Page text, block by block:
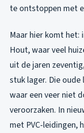
te ontstoppen met
Maar hier komt het:
Hout, waar veel
uit de jaren
stuk lager. Die oude
waar een veer niet
veroorzaken. In
met PVC-leidingen,